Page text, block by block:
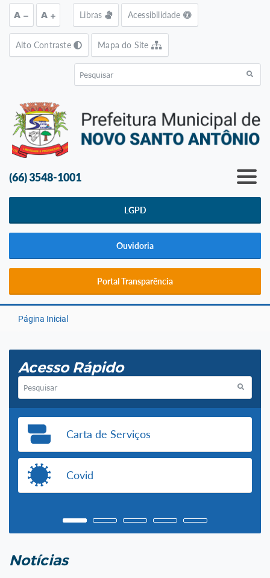
Ir para o conteúdo [alt+1] Ir para o menu [alt+2] Ir para a busca [alt+3]
A A Libras Acessibilidade
Alto Contraste Mapa do Site
(66) 3548-1001
LGPD
Ouvidoria
Portal Transparência
Página Inicial
Acesso Rápido
Carta de Serviços
Covid
Notícias